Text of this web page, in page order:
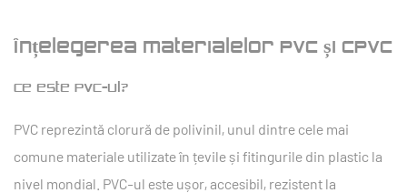
Înțelegerea materialelor PVC și CPVC
Ce este PVC-ul?
PVC reprezintă clorură de polivinil, unul dintre cele mai
comune materiale utilizate în țevile și fitingurile din plastic la
nivel mondial. PVC-ul este ușor, accesibil, rezistent la